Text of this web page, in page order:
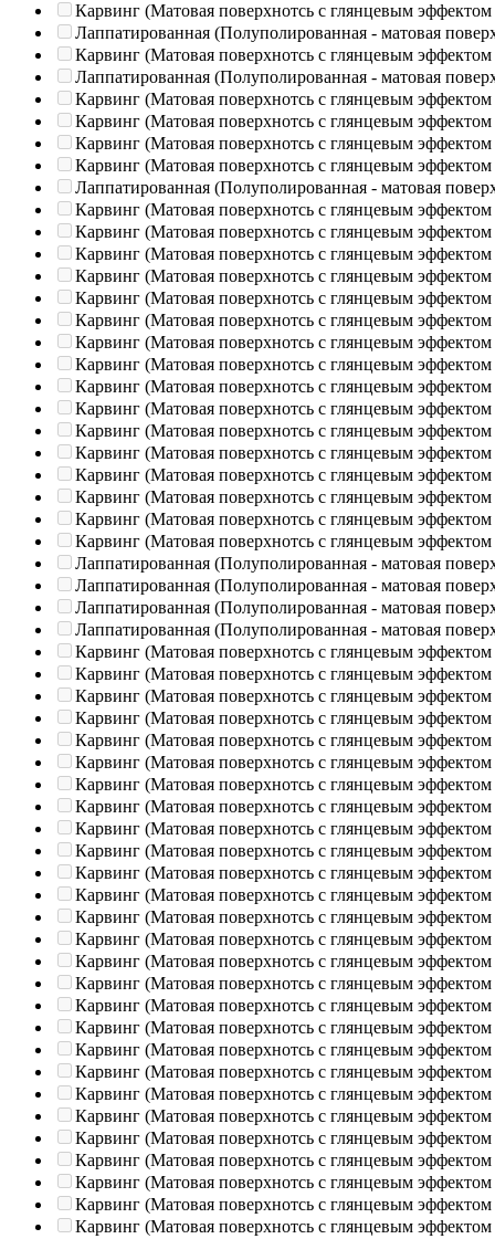
Карвинг (Матовая поверхнотсь с глянцевым эффектом
Лаппатированная (Полуполированная - матовая
Карвинг (Матовая поверхнотсь с глянцевым эффектом
Лаппатированная (Полуполированная - матовая
Карвинг (Матовая поверхнотсь с глянцевым эффектом
Карвинг (Матовая поверхнотсь с глянцевым эффектом
Карвинг (Матовая поверхнотсь с глянцевым эффектом
Карвинг (Матовая поверхнотсь с глянцевым эффектом
Лаппатированная (Полуполированная - матовая
Карвинг (Матовая поверхнотсь с глянцевым эффектом
Карвинг (Матовая поверхнотсь с глянцевым эффектом
Карвинг (Матовая поверхнотсь с глянцевым эффектом
Карвинг (Матовая поверхнотсь с глянцевым эффектом
Карвинг (Матовая поверхнотсь с глянцевым эффектом
Карвинг (Матовая поверхнотсь с глянцевым эффектом
Карвинг (Матовая поверхнотсь с глянцевым эффектом
Карвинг (Матовая поверхнотсь с глянцевым эффектом
Карвинг (Матовая поверхнотсь с глянцевым эффектом
Карвинг (Матовая поверхнотсь с глянцевым эффектом
Карвинг (Матовая поверхнотсь с глянцевым эффектом
Карвинг (Матовая поверхнотсь с глянцевым эффектом
Карвинг (Матовая поверхнотсь с глянцевым эффектом
Карвинг (Матовая поверхнотсь с глянцевым эффектом
Карвинг (Матовая поверхнотсь с глянцевым эффектом
Карвинг (Матовая поверхнотсь с глянцевым эффектом
Лаппатированная (Полуполированная - матовая
Лаппатированная (Полуполированная - матовая
Лаппатированная (Полуполированная - матовая
Лаппатированная (Полуполированная - матовая
Карвинг (Матовая поверхнотсь с глянцевым эффектом
Карвинг (Матовая поверхнотсь с глянцевым эффектом
Карвинг (Матовая поверхнотсь с глянцевым эффектом
Карвинг (Матовая поверхнотсь с глянцевым эффектом
Карвинг (Матовая поверхнотсь с глянцевым эффектом
Карвинг (Матовая поверхнотсь с глянцевым эффектом
Карвинг (Матовая поверхнотсь с глянцевым эффектом
Карвинг (Матовая поверхнотсь с глянцевым эффектом
Карвинг (Матовая поверхнотсь с глянцевым эффектом
Карвинг (Матовая поверхнотсь с глянцевым эффектом
Карвинг (Матовая поверхнотсь с глянцевым эффектом
Карвинг (Матовая поверхнотсь с глянцевым эффектом
Карвинг (Матовая поверхнотсь с глянцевым эффектом
Карвинг (Матовая поверхнотсь с глянцевым эффектом
Карвинг (Матовая поверхнотсь с глянцевым эффектом
Карвинг (Матовая поверхнотсь с глянцевым эффектом
Карвинг (Матовая поверхнотсь с глянцевым эффектом
Карвинг (Матовая поверхнотсь с глянцевым эффектом
Карвинг (Матовая поверхнотсь с глянцевым эффектом
Карвинг (Матовая поверхнотсь с глянцевым эффектом
Карвинг (Матовая поверхнотсь с глянцевым эффектом
Карвинг (Матовая поверхнотсь с глянцевым эффектом
Карвинг (Матовая поверхнотсь с глянцевым эффектом
Карвинг (Матовая поверхнотсь с глянцевым эффектом
Карвинг (Матовая поверхнотсь с глянцевым эффектом
Карвинг (Матовая поверхнотсь с глянцевым эффектом
Карвинг (Матовая поверхнотсь с глянцевым эффектом